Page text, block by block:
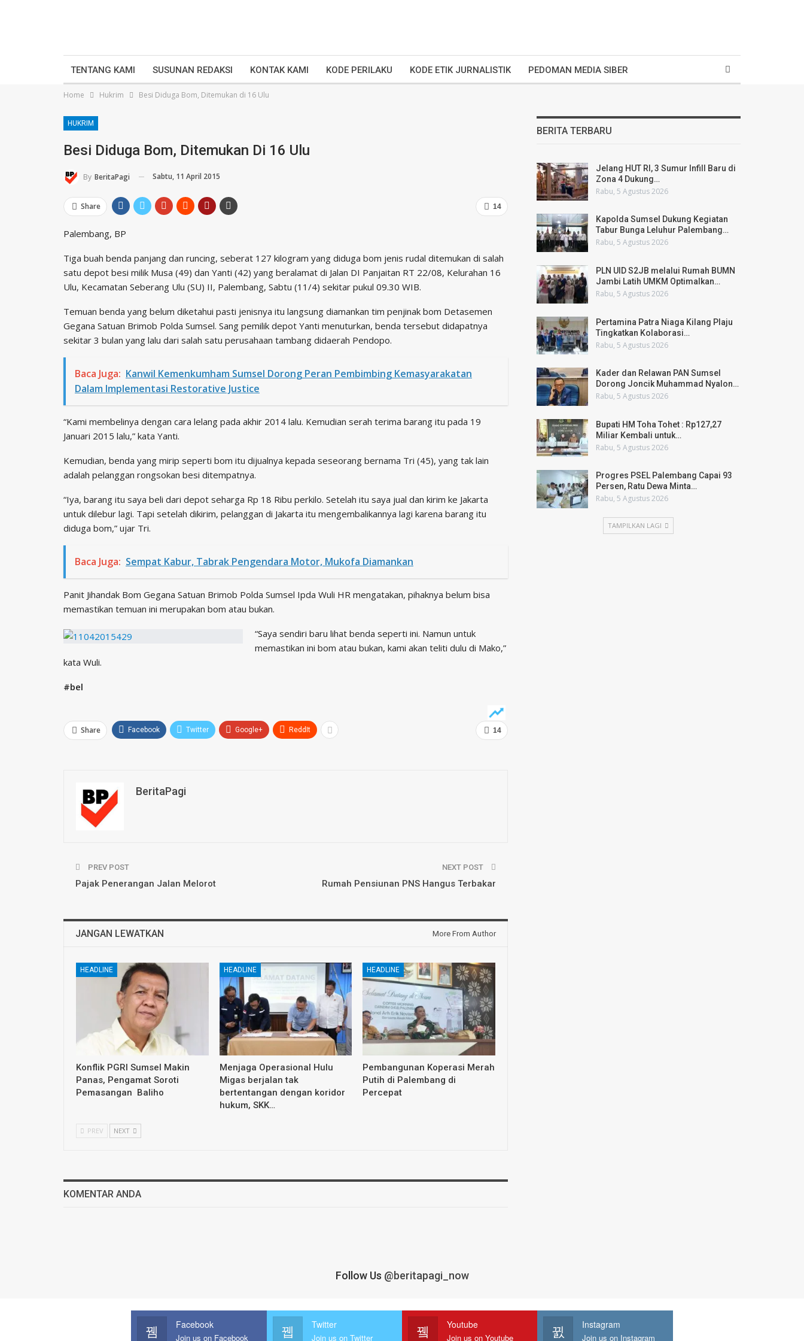
TENTANG KAMI SUSUNAN REDAKSI KONTAK KAMI KODE PERILAKU KODE ETIK JURNALISTIK PEDOMAN MEDIA SIBER
Home Hukrim Besi Diduga Bom, Ditemukan di 16 Ulu
HUKRIM
Besi Diduga Bom, Ditemukan Di 16 Ulu
By BeritaPagi Sabtu, 11 April 2015
14
Share
Palembang, BP
Tiga buah benda panjang dan runcing, seberat 127 kilogram yang diduga bom jenis rudal ditemukan di salah
satu depot besi milik Musa (49) dan Yanti (42) yang beralamat di Jalan DI Panjaitan RT 22/08, Kelurahan 16
Ulu, Kecamatan Seberang Ulu (SU) II, Palembang, Sabtu (11/4) sekitar pukul 09.30 WIB.
Temuan benda yang belum diketahui pasti jenisnya itu langsung diamankan tim penjinak bom Detasemen
Gegana Satuan Brimob Polda Sumsel. Sang pemilik depot Yanti menuturkan, benda tersebut didapatnya
sekitar 3 bulan yang lalu dari salah satu perusahaan tambang didaerah Pendopo.
Baca Juga: Kanwil Kemenkumham Sumsel Dorong Peran Pembimbing Kemasyarakatan
Dalam Implementasi Restorative Justice
“Kami membelinya dengan cara lelang pada akhir 2014 lalu. Kemudian serah terima barang itu pada 19
Januari 2015 lalu,” kata Yanti.
Kemudian, benda yang mirip seperti bom itu dijualnya kepada seseorang bernama Tri (45), yang tak lain
adalah pelanggan rongsokan besi ditempatnya.
“Iya, barang itu saya beli dari depot seharga Rp 18 Ribu perkilo. Setelah itu saya jual dan kirim ke Jakarta
untuk dilebur lagi. Tapi setelah dikirim, pelanggan di Jakarta itu mengembalikannya lagi karena barang itu
diduga bom,” ujar Tri.
Baca Juga: Sempat Kabur, Tabrak Pengendara Motor, Mukofa Diamankan
Panit Jihandak Bom Gegana Satuan Brimob Polda Sumsel Ipda Wuli HR mengatakan, pihaknya belum bisa
memastikan temuan ini merupakan bom atau bukan.
“Saya sendiri baru lihat benda seperti ini. Namun untuk
memastikan ini bom atau bukan, kami akan teliti dulu di Mako,”
kata Wuli.
#bel
14
Share Facebook Twitter Google+ ReddIt
BeritaPagi
PREV POST
Pajak Penerangan Jalan Melorot
NEXT POST
Rumah Pensiunan PNS Hangus Terbakar
JANGAN LEWATKAN More From Author
HEADLINE
Konflik PGRI Sumsel Makin
Panas, Pengamat Soroti
Pemasangan Baliho
HEADLINE
Menjaga Operasional Hulu
Migas berjalan tak
bertentangan dengan koridor
hukum, SKK…
HEADLINE
Pembangunan Koperasi Merah
Putih di Palembang di
Percepat
PREV NEXT
KOMENTAR ANDA
BERITA TERBARU
Jelang HUT RI, 3 Sumur Infill Baru di
Zona 4 Dukung…
Rabu, 5 Agustus 2026
Kapolda Sumsel Dukung Kegiatan
Tabur Bunga Leluhur Palembang…
Rabu, 5 Agustus 2026
PLN UID S2JB melalui Rumah BUMN
Jambi Latih UMKM Optimalkan…
Rabu, 5 Agustus 2026
Pertamina Patra Niaga Kilang Plaju
Tingkatkan Kolaborasi…
Rabu, 5 Agustus 2026
Kader dan Relawan PAN Sumsel
Dorong Joncik Muhammad Nyalon…
Rabu, 5 Agustus 2026
Bupati HM Toha Tohet : Rp127,27
Miliar Kembali untuk…
Rabu, 5 Agustus 2026
Progres PSEL Palembang Capai 93
Persen, Ratu Dewa Minta…
Rabu, 5 Agustus 2026
TAMPILKAN LAGI
Follow Us @beritapagi_now
Facebook
Join us on Facebook
Twitter
Join us on Twitter
Youtube
Join us on Youtube
Instagram
Join us on Instagram